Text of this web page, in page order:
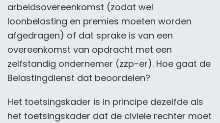
arbeidsovereenkomst (zodat wel
loonbelasting en premies moeten worden
afgedragen) of dat sprake is van een
overeenkomst van opdracht met een
zelfstandig ondernemer (zzp-er). Hoe gaat de
Belastingdienst dat beoordelen?
Het toetsingskader is in principe dezelfde als
het toetsingskader dat de civiele rechter moet